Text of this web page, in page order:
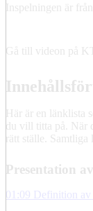
Inspelningen är
Gå till videon på
Här är en länklista
du vill titta på. När
rätt ställe.
Presentation
01:09 Definition